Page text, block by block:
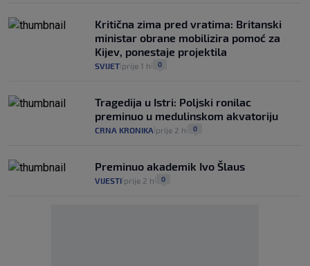
Kritična zima pred vratima: Britanski
ministar obrane mobilizira pomoć za
Kijev, ponestaje projektila
SVIJET prije 1 h 0
Tragedija u Istri: Poljski ronilac
preminuo u medulinskom akvatoriju
CRNA KRONIKA prije 2 h 0
Preminuo akademik Ivo Šlaus
VIJESTI prije 2 h 0